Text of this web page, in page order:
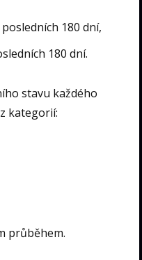
180 dní,
180 dní.
stavu každého
kategorií:
průběhem.